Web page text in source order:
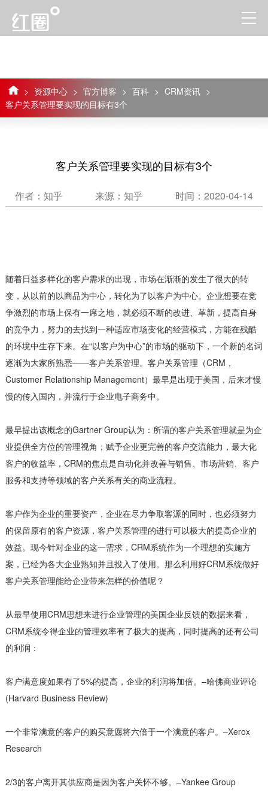
> 资源中心 > 官方博客 > 百科 > CRM资讯 >
客户关系管理要实现的目标有3个
客户关系管理要实现的目标有3个
作者：知乎 来源：知乎 时间：2020-04-14
随着日益多样化的客户需求的出现，市场在渐渐的发生了很大的转
变，从以前的以商品为中心，转化为了以客户为中心。企业想要在竞
争激烈的市场上保有一席之地，就必须不断的改进、革新，提高自身
的竞争力，努力的去找到一种适应市场变化的经营模式，方能在残酷
的环境中生存下来。在“以客户为中心”的市场的驱动下，一个新的名词
逐渐为大家所熟悉——客户关系管理。客户关系管理（CRM，
Customer Relationship Management）最早是出现于美国，后来才慢
慢的传入国内，并流行于企业电子商务中。
最早提出该概念的Gartner Group认为：所谓的客户关系管理就是为企
业提供全方位的管理视角；赋予企业更完善的客户交流能力，最大化
客户的收益率，CRM的焦点是自动化并改善与销售、市场营销、客户
服务和支持等领域的客户关系有关的商业流程。
客户作为企业的重要资产，企业在尽力争取客源的同时，也必须努力
的保留原有的客户资源，客户关系管理的进行可以极大的提高企业的
效益。现今针对企业的这一需求，CRM系统作为一个理想的实施方
案，已经为各大企业熟知并且投入了使用。那么利用好CRM系统做好
客户关系管理能给企业带来怎样的价值呢？
从最早使用CRM思想来进行企业管理的美国企业反馈的数据来看，
CRM系统令得企业的管理效率有了极大的提高，同时提高的还有公司
的利润：
客户满意度如果有了5%的提高，企业的利润将加倍。–哈佛商业评论
(Harvard Business Review)
一个非常满意的客户的购买意愿将六倍于一个满意的客户。–Xerox
Research
2/3的客户离开其供应商是因为客户关怀不够。–Yankee Group